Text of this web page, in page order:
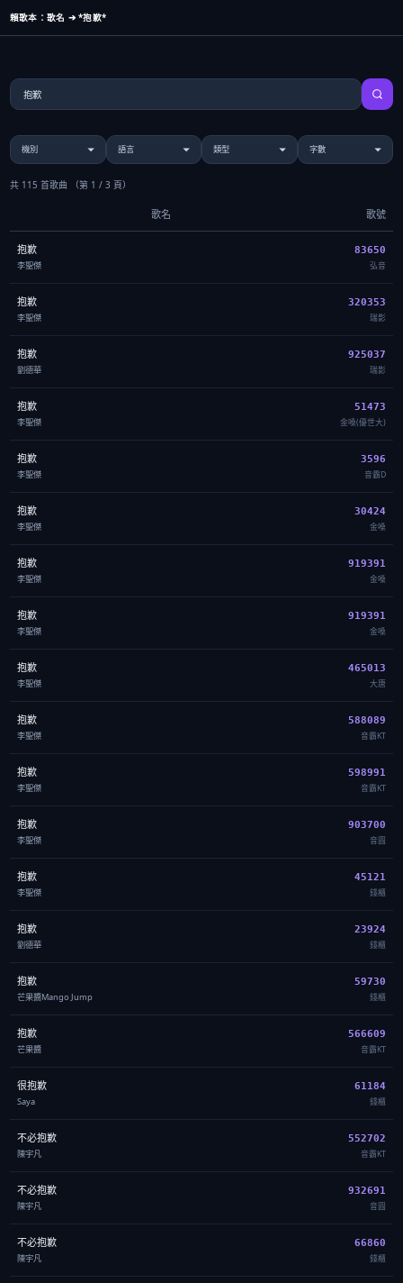
賴歌本：歌名 ➔ *抱歉*
共 115 首歌曲 （第 1 / 3 頁）
歌名 歌號
抱歉
李聖傑
83650
弘音
抱歉
李聖傑
320353
瑞影
抱歉
劉德華
925037
瑞影
抱歉
李聖傑
51473
金嗓(優世大)
抱歉
李聖傑
3596
音霸D
抱歉
李聖傑
30424
金嗓
抱歉
李聖傑
919391
金嗓
抱歉
李聖傑
919391
金嗓
抱歉
李聖傑
465013
大唐
抱歉
李聖傑
588089
音霸KT
抱歉
李聖傑
598991
音霸KT
抱歉
李聖傑
903700
音圓
抱歉
李聖傑
45121
錢櫃
抱歉
劉德華
23924
錢櫃
抱歉
芒果醬Mango Jump
59730
錢櫃
抱歉
芒果醬
566609
音霸KT
很抱歉
Saya
61184
錢櫃
不必抱歉
陳宇凡
552702
音霸KT
不必抱歉
陳宇凡
932691
音圓
不必抱歉
陳宇凡
66860
錢櫃